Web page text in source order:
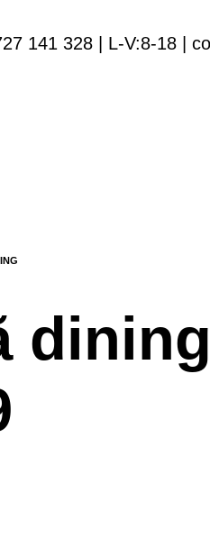
141 328 | L-V:8-18 |
dining